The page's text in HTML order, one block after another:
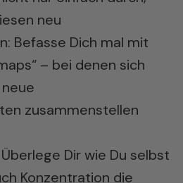
neu
Befasse Dich mal mit
– bei denen sich
zusammenstellen
Dir wie Du selbst
Konzentration die